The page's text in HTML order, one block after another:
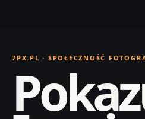
7PX.PL · SPOŁECZNOŚĆ